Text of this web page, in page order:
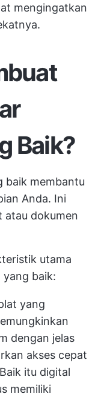
mengingatkan
Baik?
baik membantu
Anda. Ini
atau dokumen
utama
baik:
yang
dengan jelas
akses cepat
itu digital
memiliki